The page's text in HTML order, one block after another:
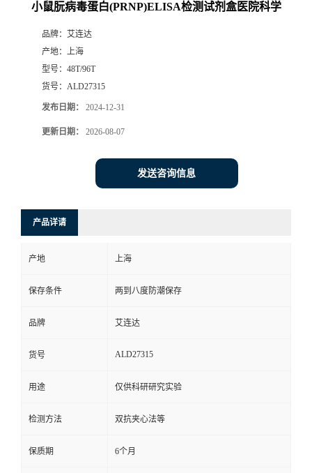
小鼠朊病毒蛋白(PRNP)ELISA检测试剂盒医院科学
品牌： 艾连达
产地： 上海
型号： 48T/96T
货号： ALD27315
发布日期： 2024-12-31
更新日期： 2026-08-07
发送咨询信息
产品详请
产地 上海
保存条件 两到八度防潮保存
品牌 艾连达
货号 ALD27315
用途 仅供科研研究实验
检测方法 双抗夹心法等
保质期 6个月